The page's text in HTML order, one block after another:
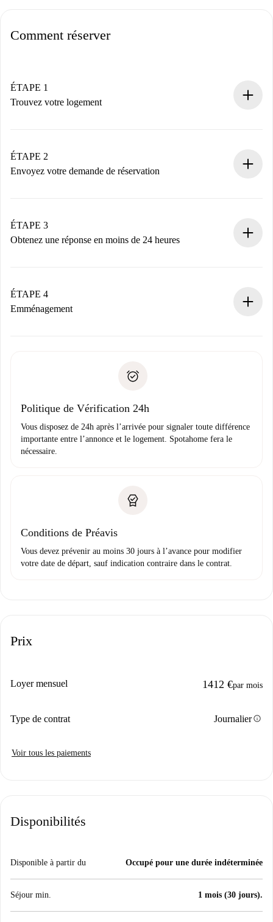
Comment réserver
ÉTAPE 1
Trouvez votre logement
Vous disposez à l’avance de toutes les informations
nécessaires.
ÉTAPE 2
Envoyez votre demande de réservation
Nous ne vous facturerons rien tant que le propriétaire
n’aura pas accepté.
ÉTAPE 3
Obtenez une réponse en moins de 24 heures
contact avec le propriétaire.
Si refusé : aucun prélèvement et nous vous proposerons
Justificatif de solvabilité
ÉTAPE 4
Emménagement
uniquement si aucun problème n'est signalé.
Politique de Vérification 24h
Vous disposez de 24h après l’arrivée pour signaler toute différence
importante entre l’annonce et le logement. Spotahome fera le
nécessaire.
Conditions de Préavis
Vous devez prévenir au moins 30 jours à l’avance pour modifier
votre date de départ, sauf indication contraire dans le contrat.
Prix
Loyer mensuel 1412 €par mois
Type de contrat Journalierinfo
Voir tous les paiements
Disponibilités
Disponible à partir du Occupé pour une durée indéterminée
Séjour min. 1 mois (30 jours).